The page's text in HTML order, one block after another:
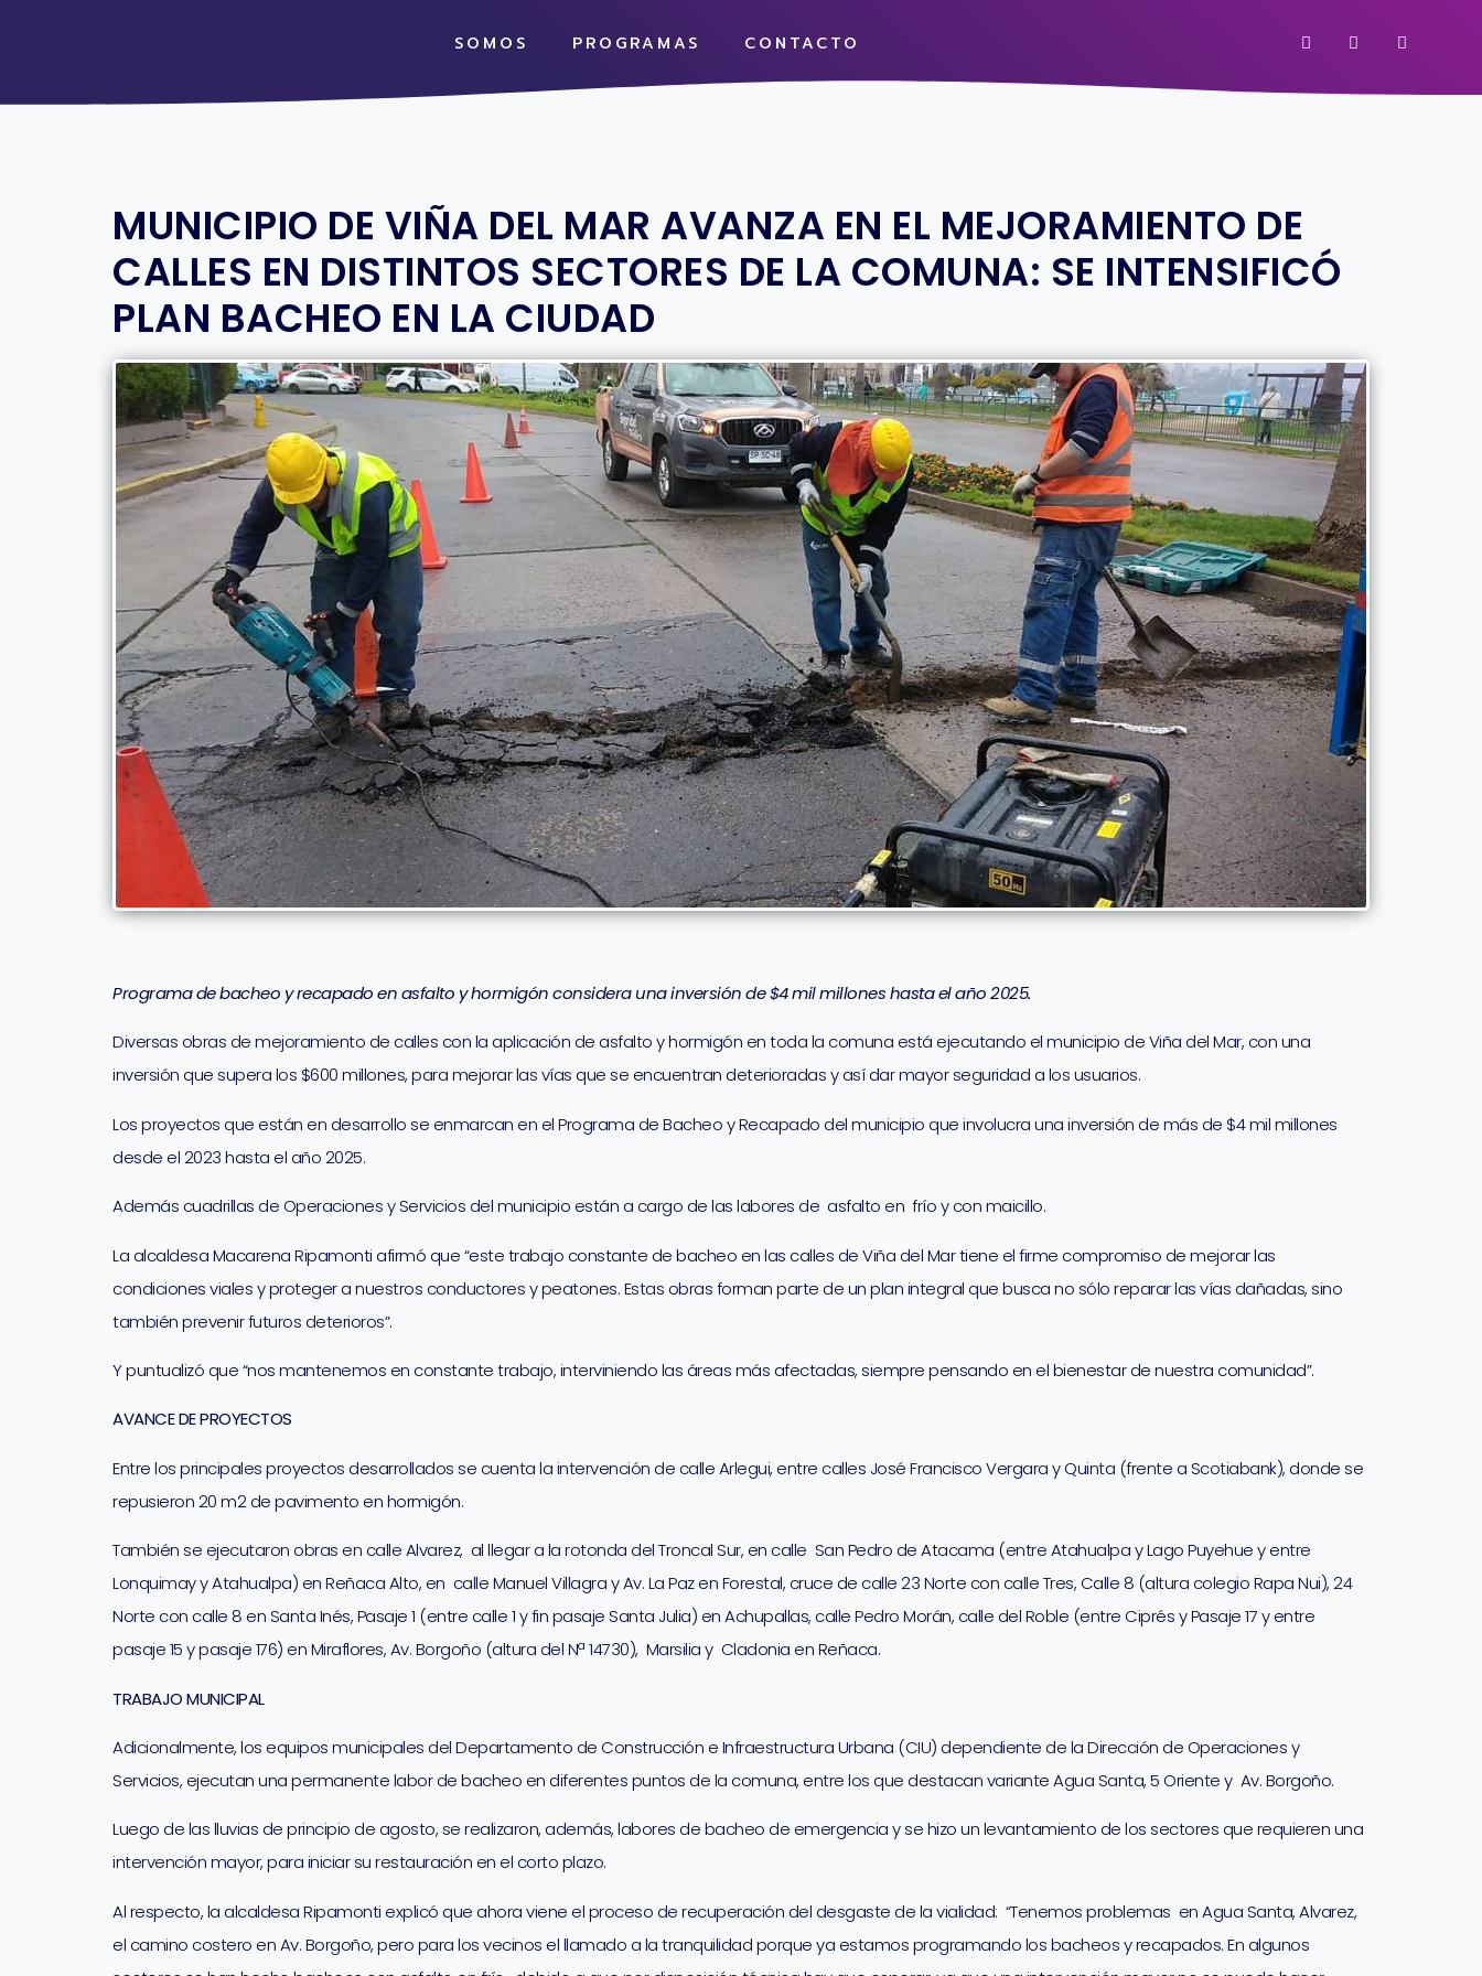
SOMOS PROGRAMAS CONTACTO
MUNICIPIO DE VIÑA DEL MAR AVANZA EN EL MEJORAMIENTO DE
CALLES EN DISTINTOS SECTORES DE LA COMUNA: SE INTENSIFICÓ
PLAN BACHEO EN LA CIUDAD
Programa de bacheo y recapado en asfalto y hormigón considera una inversión de $4 mil millones hasta el año 2025.
Diversas obras de mejoramiento de calles con la aplicación de asfalto y hormigón en toda la comuna está ejecutando el municipio de Viña del Mar, con una
inversión que supera los $600 millones, para mejorar las vías que se encuentran deterioradas y así dar mayor seguridad a los usuarios.
Los proyectos que están en desarrollo se enmarcan en el Programa de Bacheo y Recapado del municipio que involucra una inversión de más de $4 mil millones
desde el 2023 hasta el año 2025.
Además cuadrillas de Operaciones y Servicios del municipio están a cargo de las labores de asfalto en frío y con maicillo.
La alcaldesa Macarena Ripamonti afirmó que “este trabajo constante de bacheo en las calles de Viña del Mar tiene el firme compromiso de mejorar las
condiciones viales y proteger a nuestros conductores y peatones. Estas obras forman parte de un plan integral que busca no sólo reparar las vías dañadas, sino
también prevenir futuros deterioros”.
Y puntualizó que “nos mantenemos en constante trabajo, interviniendo las áreas más afectadas, siempre pensando en el bienestar de nuestra comunidad”.
AVANCE DE PROYECTOS
Entre los principales proyectos desarrollados se cuenta la intervención de calle Arlegui, entre calles José Francisco Vergara y Quinta (frente a Scotiabank), donde se
repusieron 20 m2 de pavimento en hormigón.
También se ejecutaron obras en calle Alvarez, al llegar a la rotonda del Troncal Sur, en calle San Pedro de Atacama (entre Atahualpa y Lago Puyehue y entre
Lonquimay y Atahualpa) en Reñaca Alto, en calle Manuel Villagra y Av. La Paz en Forestal, cruce de calle 23 Norte con calle Tres, Calle 8 (altura colegio Rapa Nui), 24
Norte con calle 8 en Santa Inés, Pasaje 1 (entre calle 1 y fin pasaje Santa Julia) en Achupallas, calle Pedro Morán, calle del Roble (entre Ciprés y Pasaje 17 y entre
pasaje 15 y pasaje 176) en Miraflores, Av. Borgoño (altura del Nª 14730), Marsilia y Cladonia en Reñaca.
TRABAJO MUNICIPAL
Adicionalmente, los equipos municipales del Departamento de Construcción e Infraestructura Urbana (CIU) dependiente de la Dirección de Operaciones y
Servicios, ejecutan una permanente labor de bacheo en diferentes puntos de la comuna, entre los que destacan variante Agua Santa, 5 Oriente y Av. Borgoño.
Luego de las lluvias de principio de agosto, se realizaron, además, labores de bacheo de emergencia y se hizo un levantamiento de los sectores que requieren una
intervención mayor, para iniciar su restauración en el corto plazo.
Al respecto, la alcaldesa Ripamonti explicó que ahora viene el proceso de recuperación del desgaste de la vialidad: “Tenemos problemas en Agua Santa, Alvarez,
el camino costero en Av. Borgoño, pero para los vecinos el llamado a la tranquilidad porque ya estamos programando los bacheos y recapados. En algunos